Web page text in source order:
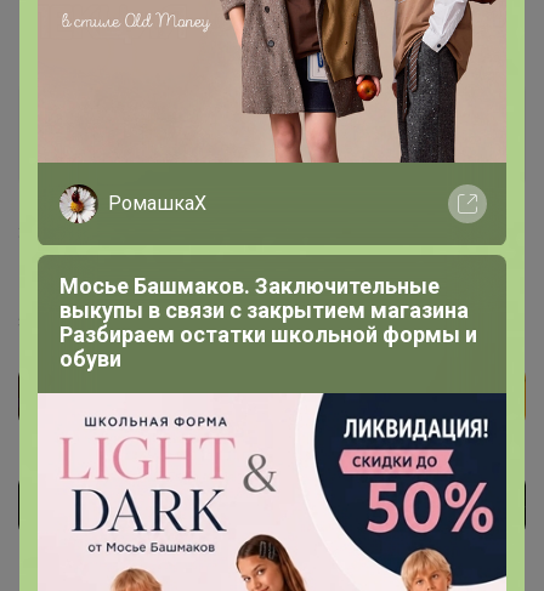
Подскажите пжл, как быстро после стопа приходит
заказ ?
РомашкаХ
Мосье Башмаков. Заключительные
выкупы в связи с закрытием магазина
Разбираем остатки школьной формы и
обуви